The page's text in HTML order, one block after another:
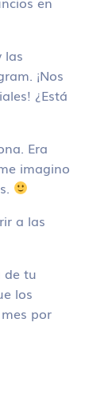
las
¡Nos
¿Está
Era
imagino
a las
de tu
los
por